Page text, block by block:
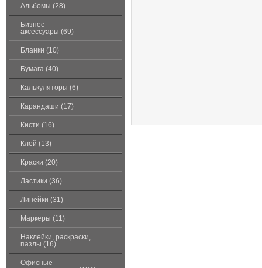
Альбомы (28)
Бизнес
аксессуары (69)
Бланки (10)
Бумага (40)
Калькуляторы (6)
Карандаши (17)
Кисти (16)
Клей (13)
Краски (20)
Ластики (36)
Линейки (31)
Маркеры (11)
Наклейки, раскраски,
пазлы (16)
Офисные